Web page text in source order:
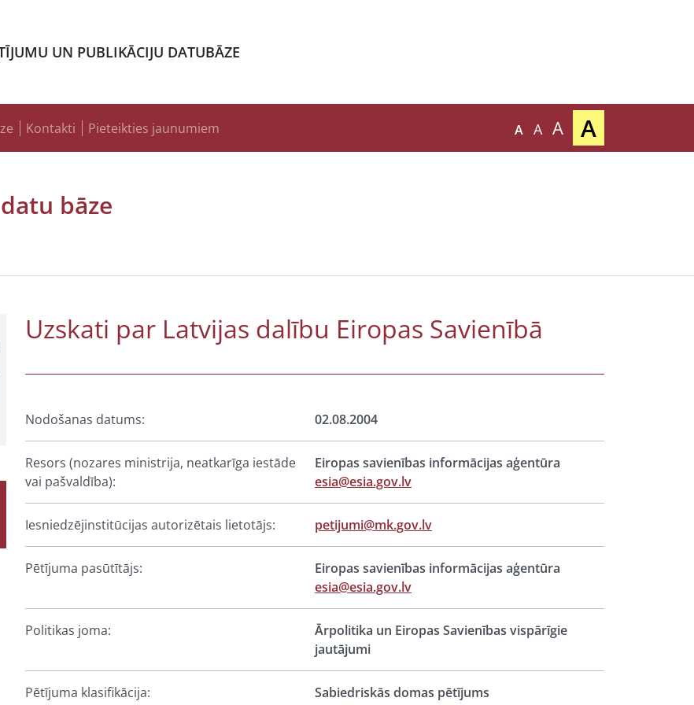
UN PUBLIKĀCIJU DATUBĀZE
Kontakti Pieteikties jaunumiem A A A A
bāze
Uzskati par Latvijas dalību Eiropas Savienībā
Nodošanas datums: 02.08.2004
Resors (nozares ministrija, neatkarīga iestāde
vai pašvaldība):
Eiropas savienības informācijas aģentūra
esia@esia.gov.lv
Iesniedzējinstitūcijas autorizētais lietotājs: petijumi@mk.gov.lv
Pētījuma pasūtītājs:
Eiropas savienības informācijas aģentūra
esia@esia.gov.lv
Politikas joma:
Ārpolitika un Eiropas Savienības vispārīgie
jautājumi
Pētījuma klasifikācija: Sabiedriskās domas pētījums